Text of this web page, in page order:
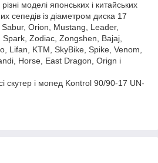
моделі японських і китайських
сепедів із діаметром диска 17
Orion, Mustang, Leader,
Zodiac, Zongshen, Bajaj,
Lifan, KTM, SkyBike, Spike, Venom,
Horse, East Dragon, Orign і
скутер і мопед Kontrol 90/90-17 UN-